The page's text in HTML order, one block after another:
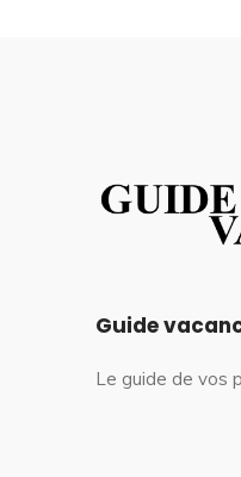
Guide
Le guide de vos